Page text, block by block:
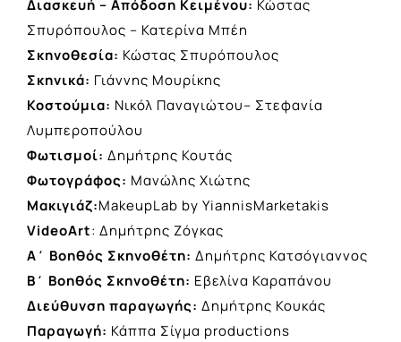
Διασκευή – Απόδοση Κειμένου: Κώστας
Σπυρόπουλος – Κατερίνα Μπέη
Σκηνοθεσία: Κώστας Σπυρόπουλος
Σκηνικά: Γιάννης Μουρίκης
Κοστούμια: Νικόλ Παναγιώτου– Στεφανία
Λυμπεροπούλου
Φωτισμοί: Δημήτρης Κουτάς
Φωτογράφος: Μανώλης Χιώτης
Μακιγιάζ:MakeupLab by YiannisMarketakis
VideoArt: Δημήτρης Ζόγκας
Α΄ Βοηθός Σκηνοθέτη: Δημήτρης Κατσόγιαννος
Β΄ Βοηθός Σκηνοθέτη: Εβελίνα Καραπάνου
Διεύθυνση παραγωγής: Δημήτρης Κουκάς
Παραγωγή: Κάππα Σίγμα productions